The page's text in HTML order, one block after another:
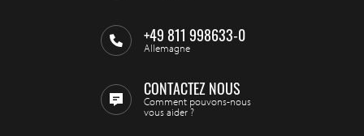
+49 811 998633-0
Allemagne
CONTACTEZ NOUS
Comment pouvons-nous
vous aider ?